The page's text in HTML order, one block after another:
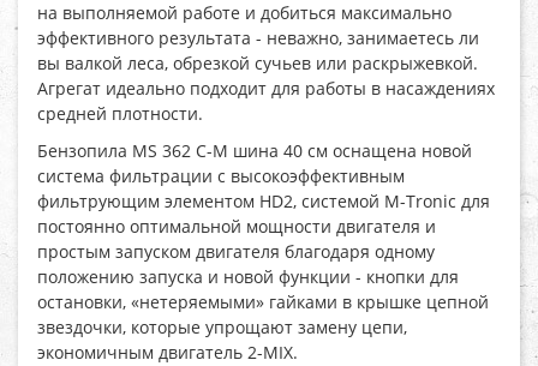
на выполняемой работе и добиться максимально
эффективного результата - неважно, занимаетесь ли
вы валкой леса, обрезкой сучьев или раскрыжевкой.
Агрегат идеально подходит для работы в насаждениях
средней плотности.
Бензопила MS 362 C-M шина 40 см оснащена новой
система фильтрации с высокоэффективным
фильтрующим элементом HD2, системой M-Tronic для
постоянно оптимальной мощности двигателя и
простым запуском двигателя благодаря одному
положению запуска и новой функции - кнопки для
остановки, «нетеряемыми» гайками в крышке цепной
звездочки, которые упрощают замену цепи,
экономичным двигатель 2-MIX.